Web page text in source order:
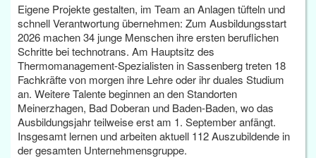
Eigene Projekte gestalten, im Team an Anlagen tüfteln und
schnell Verantwortung übernehmen: Zum Ausbildungsstart
2026 machen 34 junge Menschen ihre ersten beruflichen
Schritte bei technotrans. Am Hauptsitz des
Thermomanagement-Spezialisten in Sassenberg treten 18
Fachkräfte von morgen ihre Lehre oder ihr duales Studium
an. Weitere Talente beginnen an den Standorten
Meinerzhagen, Bad Doberan und Baden-Baden, wo das
Ausbildungsjahr teilweise erst am 1. September anfängt.
Insgesamt lernen und arbeiten aktuell 112 Auszubildende in
der gesamten Unternehmensgruppe.